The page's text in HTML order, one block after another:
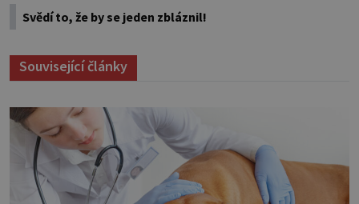
Svědí to, že by se jeden zbláznil!
Související články